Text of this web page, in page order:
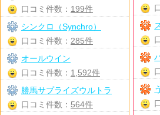
口コミ件数： 199件
シンクロ（Synchro）
口コミ件数： 285件
オールウイン
口コミ件数： 1,592件
勝馬サプライズウルトラ
口コミ件数： 564件